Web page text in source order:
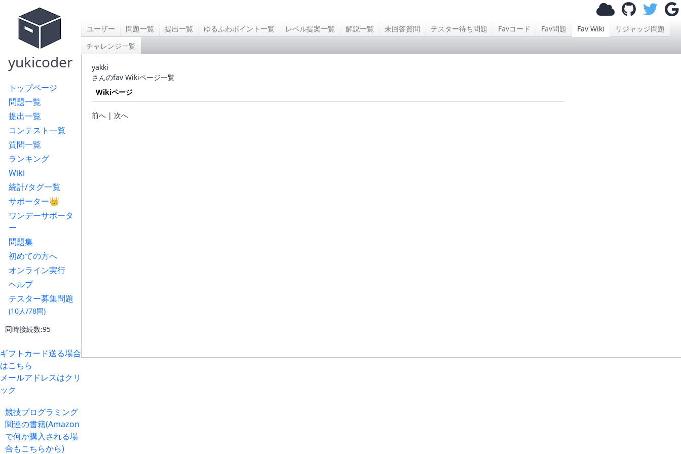
yukicoder
トップページ
問題一覧
提出一覧
コンテスト一覧
質問一覧
ランキング
Wiki
統計/タグ一覧
サポーター👑
ワンデーサポータ
ー
問題集
初めての方へ
オンライン実行
ヘルプ
テスター募集問題
(10人/78問)
同時接続数:95
ギフトカード送る場合
はこちら
メールアドレスはクリ
ック
競技プログラミング
関連の書籍(Amazon
で何か購入される場
合もこちらから)
ユーザー 問題一覧 提出一覧 ゆるふわポイント一覧 レベル提案一覧 解説一覧 未回答質問 テスター待ち問題 Favコード Fav問題 Fav Wiki
リジャッジ問題
チャレンジ一覧
yakki
さんのfav Wikiページ一覧
Wikiページ
前へ | 次へ